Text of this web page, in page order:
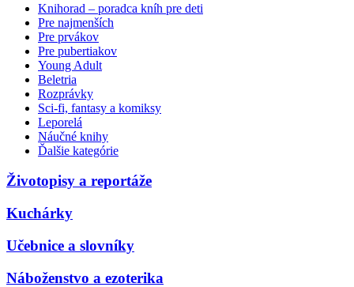
Knihorad – poradca kníh pre deti
Pre najmenších
Pre prvákov
Pre pubertiakov
Young Adult
Beletria
Rozprávky
Sci-fi, fantasy a komiksy
Leporelá
Náučné knihy
Ďalšie kategórie
Životopisy a reportáže
Kuchárky
Učebnice a slovníky
Náboženstvo a ezoterika